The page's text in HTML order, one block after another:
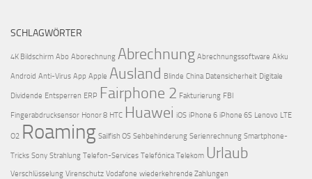
SCHLAGWÖRTER
4K Bildschirm Abo Aborechnung Abrechnung Abrechnungssoftware Akku
Android Anti-Virus App Apple Ausland Blinde China Datensicherheit Digitale
Dividende Entsperren ERP Fairphone 2 Fakturierung FBI
Fingerabdrucksensor Honor 8 HTC Huawei iOS iPhone 6 iPhone 6S Lenovo LTE
O2 Roaming Sailfish OS Sehbehinderung Serienrechnung Smartphone-
Tricks Sony Strahlung Telefon-Services Telefónica Telekom Urlaub
Verschlüsselung Virenschutz Vodafone wiederkehrende Zahlungen